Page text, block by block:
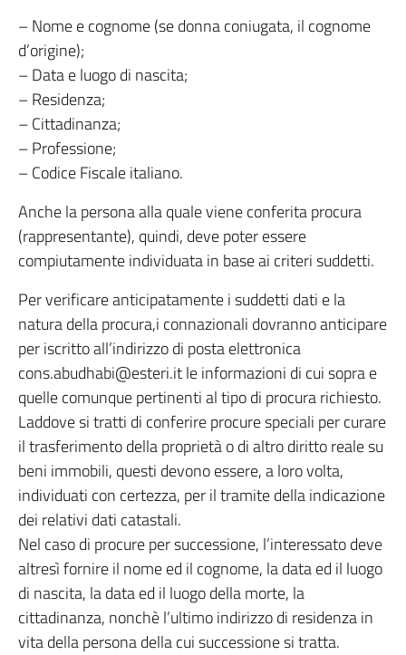
– Nome e cognome (se donna coniugata, il cognome
d’origine);
– Data e luogo di nascita;
– Residenza;
– Cittadinanza;
– Professione;
– Codice Fiscale italiano.
Anche la persona alla quale viene conferita procura
(rappresentante), quindi, deve poter essere
compiutamente individuata in base ai criteri suddetti.
Per verificare anticipatamente i suddetti dati e la
natura della procura,i connazionali dovranno anticipare
per iscritto all’indirizzo di posta elettronica
cons.abudhabi@esteri.it le informazioni di cui sopra e
quelle comunque pertinenti al tipo di procura richiesto.
Laddove si tratti di conferire procure speciali per curare
il trasferimento della proprietà o di altro diritto reale su
beni immobili, questi devono essere, a loro volta,
individuati con certezza, per il tramite della indicazione
dei relativi dati catastali.
Nel caso di procure per successione, l’interessato deve
altresì fornire il nome ed il cognome, la data ed il luogo
di nascita, la data ed il luogo della morte, la
cittadinanza, nonchè l’ultimo indirizzo di residenza in
vita della persona della cui successione si tratta.